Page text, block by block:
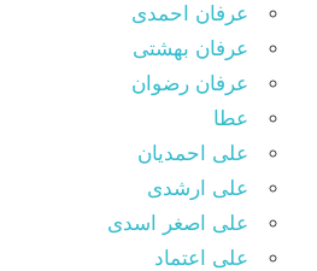
عرفان احمدی
عرفان بهشتی
عرفان رضوان
عطا
علی احمدیان
علی ارشدی
علی اصغر اسدی
علی اعتماد